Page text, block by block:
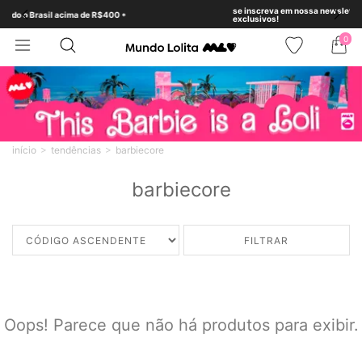
R$400 *
se inscreva em nossa newsletter para desbloquear
0
início tendências barbiecore
barbiecore
FILTRAR
Oops! Parece que não há produtos para exibir.